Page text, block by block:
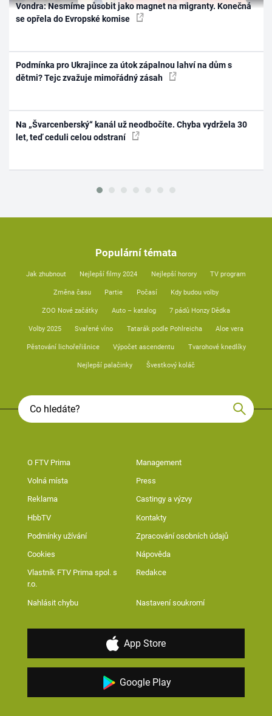
Vondra: Nesmíme působit jako magnet na migranty. Konečná
se opřela do Evropské komise
Podmínka pro Ukrajince za útok zápalnou lahví na dům s
dětmi? Tejc zvažuje mimořádný zásah
Na „Švarcenberský“ kanál už neodbočíte. Chyba vydržela 30
let, teď ceduli celou odstraní
Populární témata
Jak zhubnout Nejlepší filmy 2024 Nejlepší horory TV program
Změna času Partie Počasí Kdy budou volby
ZOO Nové začátky Auto – katalog 7 pádů Honzy Dědka
Volby 2025 Svařené víno Tatarák podle Pohlreicha Aloe vera
Pěstování lichořeřišnice Výpočet ascendentu Tvarohové knedlíky
Nejlepší palačinky Švestkový koláč
O FTV Prima Management
Volná místa Press
Reklama Castingy a výzvy
HbbTV Kontakty
Podmínky užívání Zpracování osobních údajů
Cookies Nápověda
Vlastník FTV Prima spol. s
r.o.
Redakce
Nahlásit chybu Nastavení soukromí
App Store
Google Play